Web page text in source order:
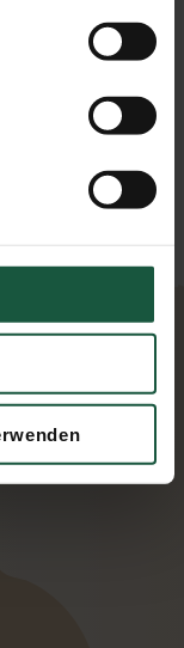
- fertig!
Er verleiht auch
Gerichten eine
Produkte